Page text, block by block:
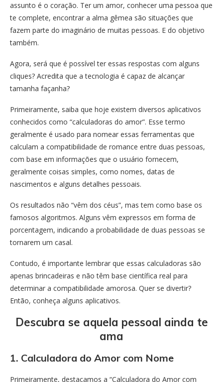
assunto é o coração. Ter um amor, conhecer uma pessoa que
te complete, encontrar a alma gêmea são situações que
fazem parte do imaginário de muitas pessoas. E do objetivo
também.
Agora, será que é possível ter essas respostas com alguns
cliques? Acredita que a tecnologia é capaz de alcançar
tamanha façanha?
Primeiramente, saiba que hoje existem diversos aplicativos
conhecidos como “calculadoras do amor”. Esse termo
geralmente é usado para nomear essas ferramentas que
calculam a compatibilidade de romance entre duas pessoas,
com base em informações que o usuário fornecem,
geralmente coisas simples, como nomes, datas de
nascimentos e alguns detalhes pessoais.
Os resultados não “vêm dos céus”, mas tem como base os
famosos algoritmos. Alguns vêm expressos em forma de
porcentagem, indicando a probabilidade de duas pessoas se
tornarem um casal.
Contudo, é importante lembrar que essas calculadoras são
apenas brincadeiras e não têm base científica real para
determinar a compatibilidade amorosa. Quer se divertir?
Então, conheça alguns aplicativos.
Descubra se aquela pessoal ainda te
ama
1. Calculadora do Amor com Nome
Primeiramente, destacamos a “Calculadora do Amor com